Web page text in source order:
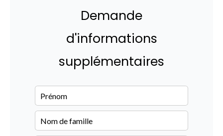
Demande
d'informations
supplémentaires